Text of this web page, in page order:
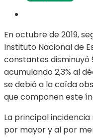
En octubre de 2019,
Instituto Nacional de
constantes disminuyó
acumulando 2,3% al
se debió a la caída
que componen este
La principal
por mayor y al por